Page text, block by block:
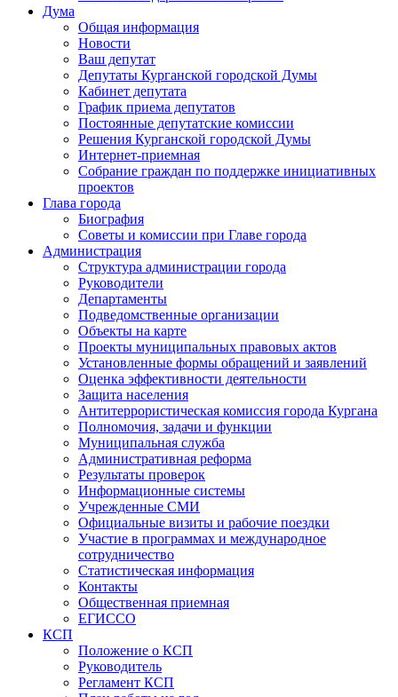
Дума
Общая информация
Новости
Ваш депутат
Депутаты Курганской городской Думы
Кабинет депутата
График приема депутатов
Постоянные депутатские комиссии
Решения Курганской городской Думы
Интернет-приемная
Собрание граждан по поддержке инициативных
проектов
Глава города
Биография
Советы и комиссии при Главе города
Администрация
Структура администрации города
Руководители
Департаменты
Подведомственные организации
Объекты на карте
Проекты муниципальных правовых актов
Установленные формы обращений и заявлений
Оценка эффективности деятельности
Защита населения
Антитеррористическая комиссия города Кургана
Полномочия, задачи и функции
Муниципальная служба
Административная реформа
Результаты проверок
Информационные системы
Учрежденные СМИ
Официальные визиты и рабочие поездки
Участие в программах и международное
сотрудничество
Статистическая информация
Контакты
Общественная приемная
ЕГИССО
КСП
Положение о КСП
Руководитель
Регламент КСП